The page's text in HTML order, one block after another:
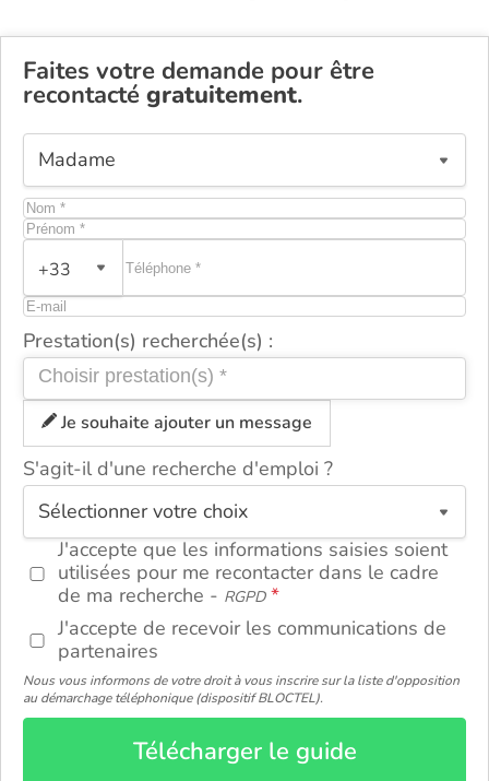
Faites votre demande pour être
recontacté gratuitement.
+33
Prestation(s) recherchée(s) :
Je souhaite ajouter un message
S'agit-il d'une recherche d'emploi ?
J'accepte que les informations saisies soient
utilisées pour me recontacter dans le cadre
de ma recherche - RGPD
J'accepte de recevoir les communications de
partenaires
Nous vous informons de votre droit à vous inscrire sur la liste d'opposition
au démarchage téléphonique (dispositif BLOCTEL).
Télécharger le guide
ou